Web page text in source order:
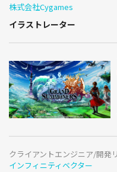
株式会社Cygames
イラストレーター
クライアントエンジニア/開発
インフィニティベクター